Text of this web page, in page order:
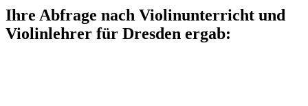
Ihre Abfrage nach Violinunterricht und
Violinlehrer für Dresden ergab: